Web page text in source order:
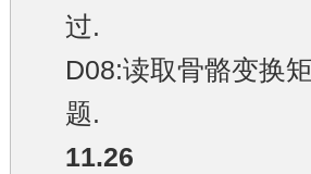
过.
D08:读取骨骼变换
题.
11.26